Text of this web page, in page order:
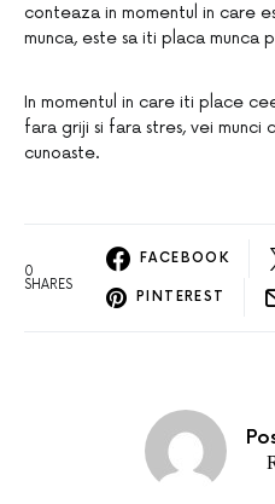
conteaza in momentul in care
munca, este sa iti placa munca
In momentul in care iti place
fara griji si fara stres, vei
cunoaste.
0
SHARES
FACEBOOK
PINTEREST